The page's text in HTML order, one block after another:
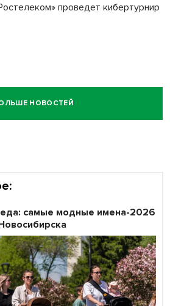
проведет кибертурнир
НОВОСТЕЙ
самые модные имена-2026